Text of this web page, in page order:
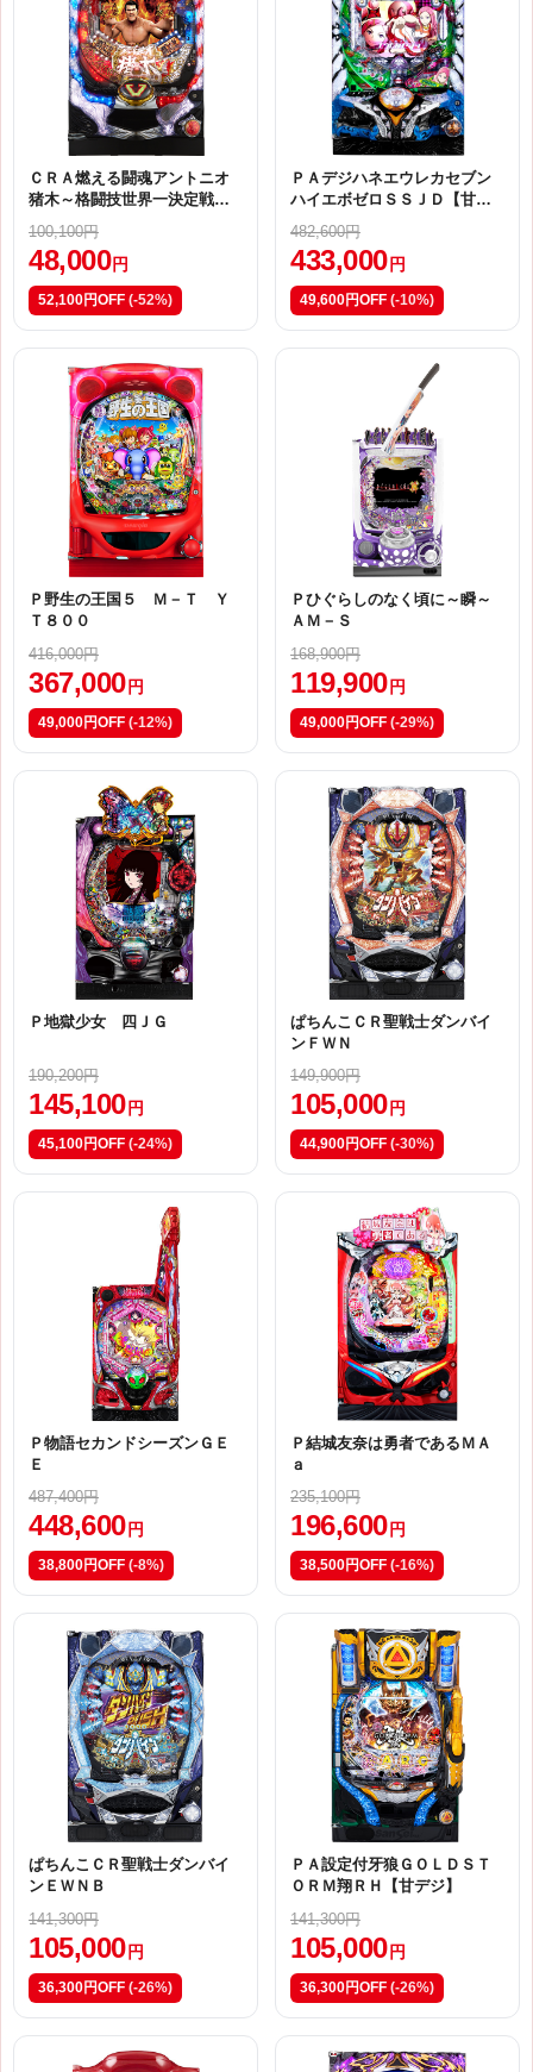
ＣＲＡ燃える闘魂アントニオ
猪木～格闘技世界一決定戦～
（甘デジ）】
100,100円
48,000 円
52,100円OFF (-52%)
ＰＡデジハネエウレカセブン
ハイエボゼロＳＳＪＤ【甘デ
482,600円
433,000 円
49,600円OFF (-10%)
Ｐ野生の王国５ Ｍ－Ｔ Ｙ
Ｔ８００
416,000円
367,000 円
49,000円OFF (-12%)
Ｐひぐらしのなく頃に～瞬～
ＡＭ－Ｓ
168,900円
119,900 円
49,000円OFF (-29%)
Ｐ地獄少女 四ＪＧ
190,200円
145,100 円
45,100円OFF (-24%)
ぱちんこＣＲ聖戦士ダンバイ
ンＦＷＮ
149,900円
105,000 円
44,900円OFF (-30%)
Ｐ物語セカンドシーズンＧＥ
Ｅ
487,400円
448,600 円
38,800円OFF (-8%)
Ｐ結城友奈は勇者であるＭＡ
ａ
235,100円
196,600 円
38,500円OFF (-16%)
ぱちんこＣＲ聖戦士ダンバイ
ンＥＷＮＢ
141,300円
105,000 円
36,300円OFF (-26%)
ＰＡ設定付牙狼ＧＯＬＤＳＴ
ＯＲＭ翔ＲＨ【甘デジ】
141,300円
105,000 円
36,300円OFF (-26%)